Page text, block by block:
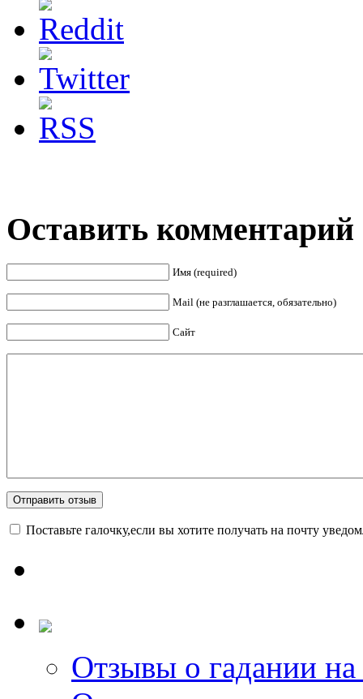
Оставить комментарий
Имя (required)
Mail (не разглашается, обязательно)
Сайт
Поставьте галочку,если вы хотите получать на почту
Отзывы о гадании на